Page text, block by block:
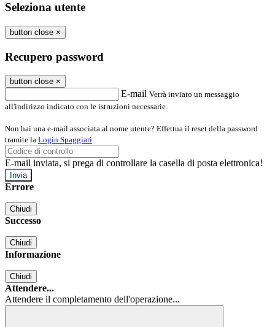
Seleziona utente
button close ×
Recupero password
button close ×
E-mail Verrà inviato un messaggio
all'indirizzo indicato con le istruzioni necessarie.
Non hai una e-mail associata al nome utente? Effettua il reset della password
tramite la Login Spaggiari
E-mail inviata, si prega di controllare la casella di posta elettronica!
Errore
Chiudi
Successo
Chiudi
Informazione
Chiudi
Attendere...
Attendere il completamento dell'operazione...